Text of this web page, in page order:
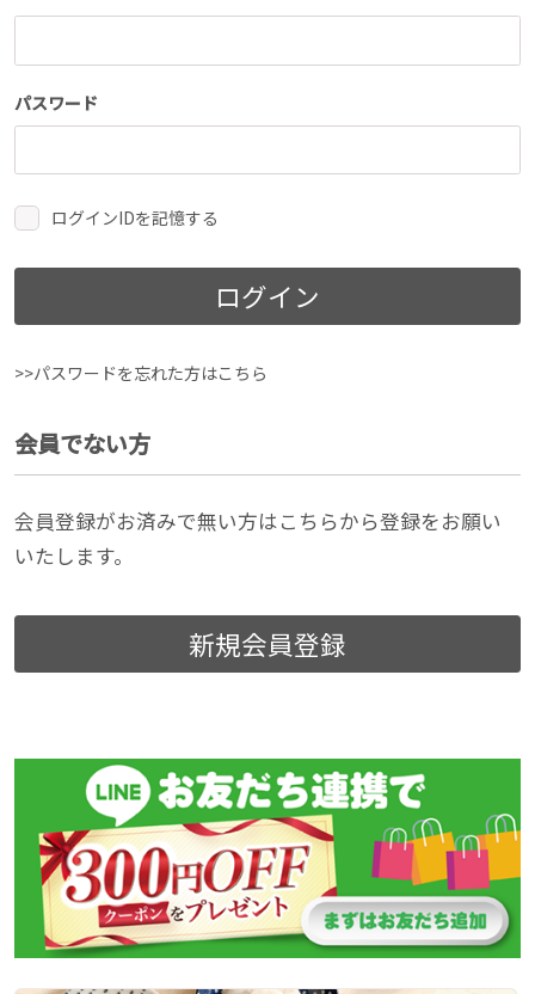
パスワード
ログインIDを記憶する
ログイン
>>パスワードを忘れた方はこちら
会員でない方
会員登録がお済みで無い方はこちらから登録をお願い
いたします。
新規会員登録